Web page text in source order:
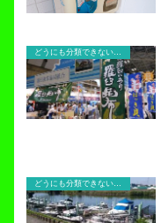
どうにも分類できないお役立ち記事！
どうにも分類できないお役立ち記事！